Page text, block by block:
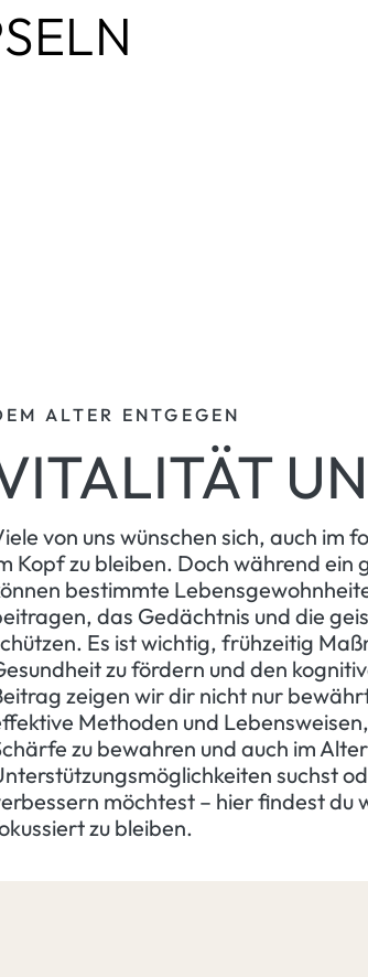
ALTER ENTGEGEN
von uns wünschen sich, auch
Kopf zu bleiben. Doch während ein
bestimmte
das Gedächtnis und die
Es ist wichtig, frühzeitig
zu fördern und den
zeigen wir dir nicht nur
Methoden und
zu bewahren und auch im
suchst
möchtest – hier findest
zu bleiben.